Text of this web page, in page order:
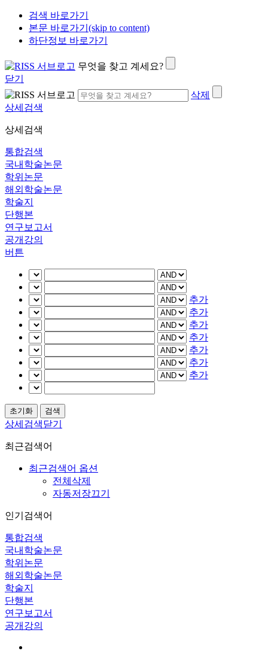
검색 바로가기
본문 바로가기(skip to content)
하단정보 바로가기
무엇을 찾고 계세요?
닫기
삭제
상세검색
상세검색
통합검색
국내학술논문
학위논문
해외학술논문
학술지
단행본
연구보고서
공개강의
버튼
추가
추가
추가
추가
추가
추가
추가
상세검색닫기
최근검색어
최근검색어 옵션
전체삭제
자동저장끄기
인기검색어
통합검색
국내학술논문
학위논문
해외학술논문
학술지
단행본
연구보고서
공개강의